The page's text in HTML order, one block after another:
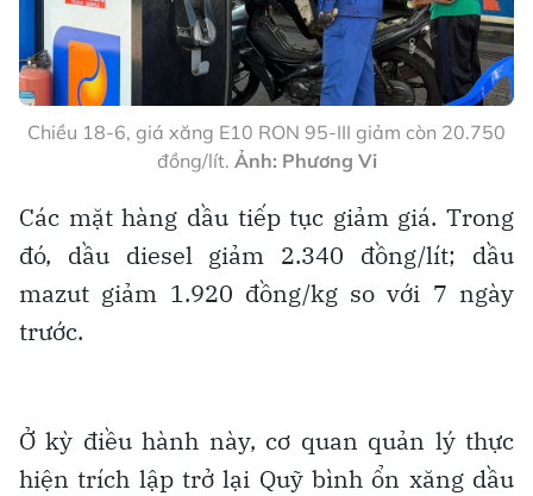
Chiều 18-6, giá xăng E10 RON 95-III giảm còn 20.750
đồng/lít. Ảnh: Phương Vi
Các mặt hàng dầu tiếp tục giảm giá. Trong
đó, dầu diesel giảm 2.340 đồng/lít; dầu
mazut giảm 1.920 đồng/kg so với 7 ngày
trước.
Ở kỳ điều hành này, cơ quan quản lý thực
hiện trích lập trở lại Quỹ bình ổn xăng dầu